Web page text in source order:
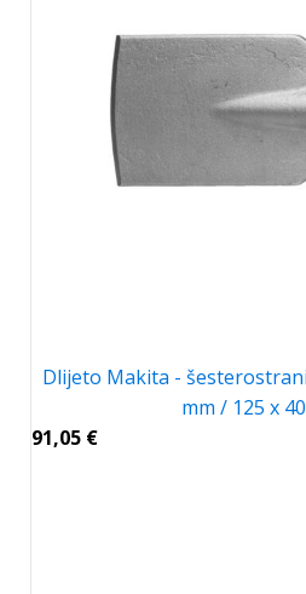
Dlijeto Makita -
mm / 125 x
91,05 €